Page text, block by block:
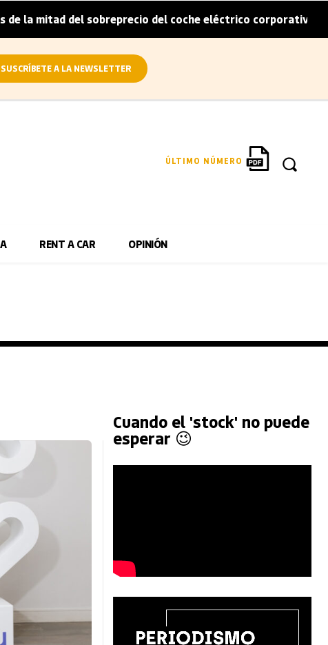
la mitad del sobreprecio del coche eléctrico corporativo
SUSCRÍBETE A LA NEWSLETTER
ÚLTIMO NÚMERO
RENT A CAR OPINIÓN
Cuando el 'stock' no puede
esperar 😉